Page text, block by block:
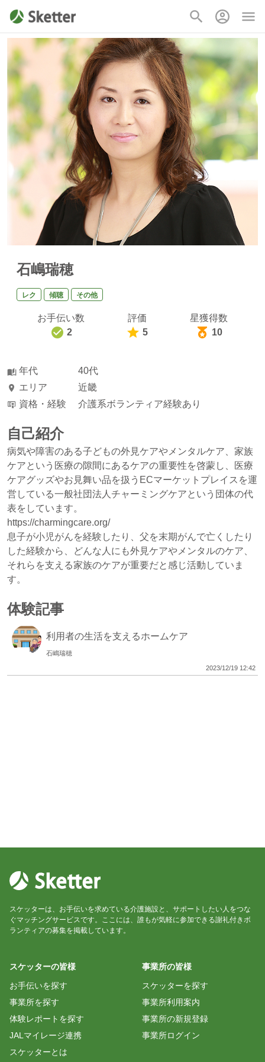
石嶋瑞穂
レク 傾聴 その他
お手伝い数
2
評価
5
星獲得数
10
年代
40代
エリア
近畿
資格・経験
介護系ボランティア経験あり
自己紹介
病気や障害のある子どもの外見ケアやメンタルケア、家族
ケアという医療の隙間にあるケアの重要性を啓蒙し、医療
ケアグッズやお見舞い品を扱うECマーケットプレイスを運
営している一般社団法人チャーミングケアという団体の代
表をしています。
https://charmingcare.org/
息子が小児がんを経験したり、父を末期がんで亡くしたり
した経験から、どんな人にも外見ケアやメンタルのケア、
それらを支える家族のケアが重要だと感じ活動していま
す。
体験記事
利用者の生活を支えるホームケア
石嶋瑞穂
2023/12/19 12:42
スケッターは、お手伝いを求めている介護施設と、サポートしたい人をつな
ぐマッチングサービスです。ここには、誰もが気軽に参加できる謝礼付きボ
ランティアの募集を掲載しています。
スケッターの皆様
お手伝いを探す
事業所を探す
体験レポートを探す
JALマイレージ連携
スケッターとは
事業所の皆様
スケッターを探す
事業所利用案内
事業所の新規登録
事業所ログイン